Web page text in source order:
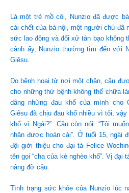
Là một trẻ mồ côi, Nunzio đã được
cái chết của bà nội, một người chú đã
sức lao động và đối xử tàn bạo không
cảnh ấy, Nunzio thường tìm đến với
Giêsu.
Do bệnh hoại tử nơi một chân, cậu
cho những thứ bệnh không thể chữa
dâng những đau khổ của mình cho
Giêsu đã chịu đau khổ nhiều vì tôi,
khổ vì Ngài?”. Cậu còn nói: “Tôi
nhân được hoán cải”. Ở tuổi 15, ngài
đội giới thiệu cho đại tá Felice
tên gọi “cha của kẻ nghèo khổ”. Vị đại
nâng đỡ cậu.
Tình trạng sức khỏe của Nunzio lúc